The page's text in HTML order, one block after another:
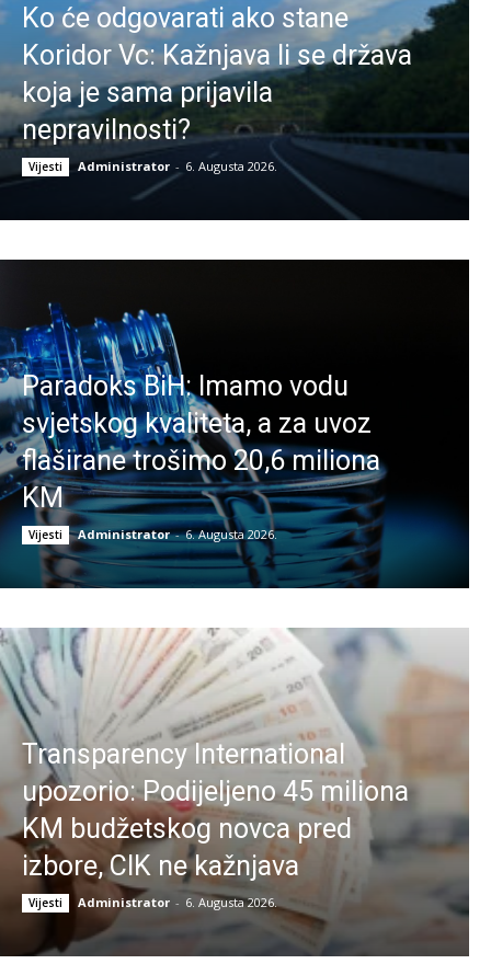
Ko će odgovarati ako stane
Koridor Vc: Kažnjava li se država
koja je sama prijavila
nepravilnosti?
Vijesti Administrator - 6. Augusta 2026.
Paradoks BiH: Imamo vodu
svjetskog kvaliteta, a za uvoz
flaširane trošimo 20,6 miliona
KM
Vijesti Administrator - 6. Augusta 2026.
Transparency International
upozorio: Podijeljeno 45 miliona
KM budžetskog novca pred
izbore, CIK ne kažnjava
Vijesti Administrator - 6. Augusta 2026.